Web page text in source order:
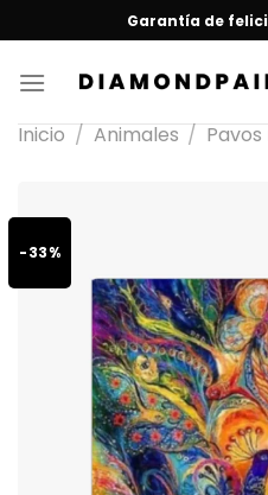
Garantía de
Inicio / Animales /
-33%